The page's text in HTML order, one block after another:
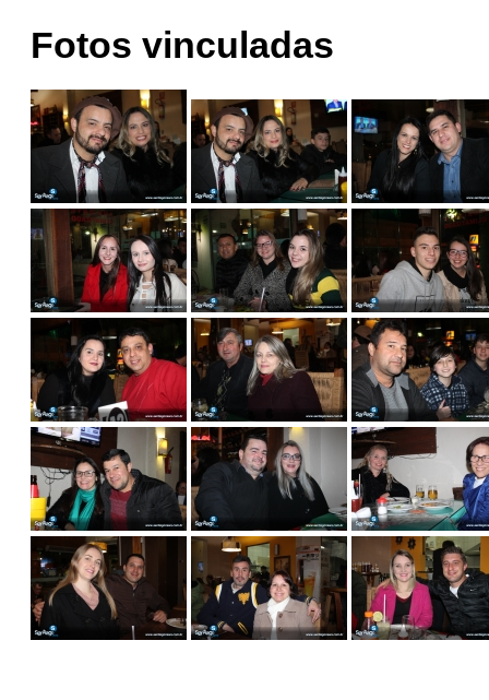
Fotos vinculadas